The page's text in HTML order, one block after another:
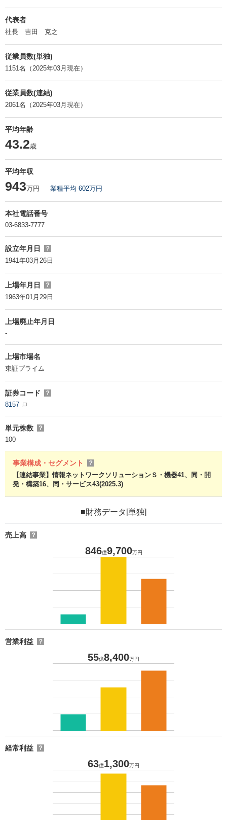
代表者
社長 吉田 克之
従業員数(単独)
1151名（2025年03月現在）
従業員数(連結)
2061名（2025年03月現在）
平均年齢
43.2歳
平均年収
943万円 業種平均 602万円
本社電話番号
03-6833-7777
設立年月日 ？
1941年03月26日
上場年月日 ？
1963年01月29日
上場廃止年月日
-
上場市場名
東証プライム
証券コード ？
8157
単元株数 ？
100
事業構成・セグメント ？
【連結事業】情報ネットワークソリューションＳ・機器41、同・開
発・構築16、同・サービス43(2025.3)
■財務データ[単独]
売上高 ？
846億9,700万円
営業利益 ？
55億8,400万円
経常利益 ？
63億1,300万円